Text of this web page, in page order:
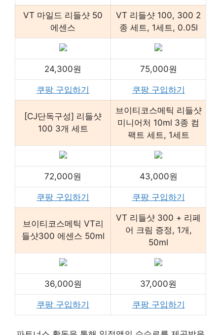
VT 마일드 리들샷 50
에센스
VT 리들샷 100, 300 2
종 세트, 1세트, 0.05l
24,300원 75,000원
쿠팡 구입하기 쿠팡 구입하기
[CJ단독구성] 리들샷
100 3개 세트
브이티코스메틱 리들샷
미니어처 10ml 3종 컴
팩트 세트, 1세트
72,000원 43,000원
쿠팡 구입하기 쿠팡 구입하기
브이티코스메틱 VT리
들샷300 에센스 50ml
VT 리들샷 300 + 리페
어 크림 증정, 1개,
50ml
36,000원 37,000원
쿠팡 구입하기 쿠팡 구입하기